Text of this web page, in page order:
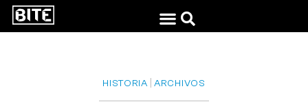
HISTORIA ARCHIVOS